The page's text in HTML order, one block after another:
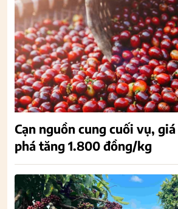
Cạn nguồn cung cuối vụ,
phá tăng 1.800 đồng/kg